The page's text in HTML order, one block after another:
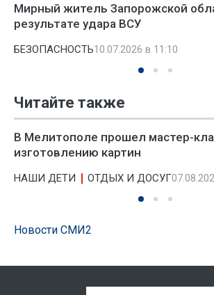
Мирный житель Запорожской
результате удара ВСУ
БЕЗОПАСНОСТЬ10.07.2026 в 11:10
Читайте также
В Мелитополе прошел мастер-
изготовлению картин
НАШИ ДЕТИ ОТДЫХ И ДОСУГ
Новости СМИ2